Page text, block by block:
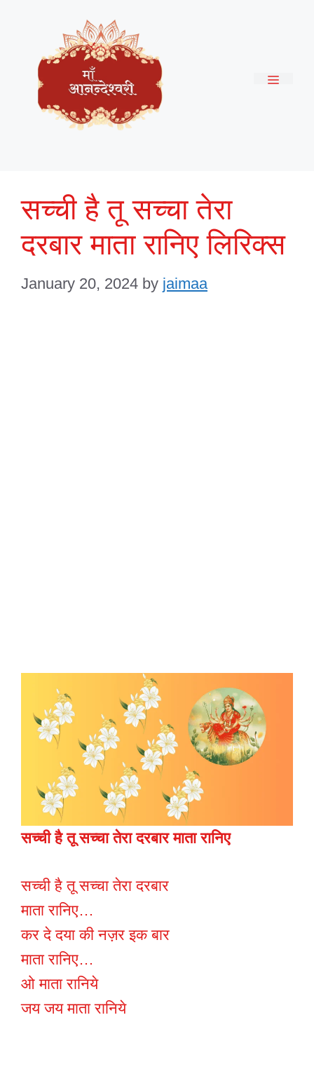
content
सच्ची है तू सच्चा तेरा
दरबार माता रानिए लिरिक्स
January 20, 2024 by jaimaa
सच्ची है तू सच्चा तेरा दरबार माता रानिए
सच्ची है तू सच्चा तेरा दरबार
माता रानिए…
कर दे दया की नज़र इक बार
माता रानिए…
ओ माता रानिये
जय जय माता रानिये